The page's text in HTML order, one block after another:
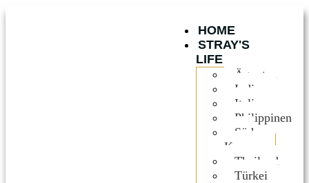
HOME
STRAY'S
LIFE
Ägypten
Indien
Italien
Philippinen
Süd
Korea
Thailand
Türkei